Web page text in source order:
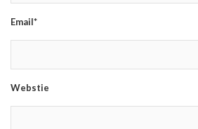
Email*
Webstie